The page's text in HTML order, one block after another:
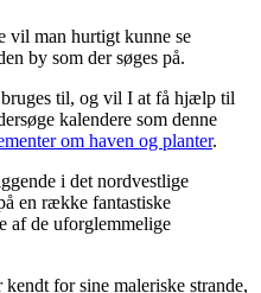
vil man hurtigt kunne se
by som der søges på.
til, og vil I at få hjælp til
kalendere som denne
om haven og planter.
i det nordvestlige
en række fantastiske
af de uforglemmelige
for sine maleriske strande,